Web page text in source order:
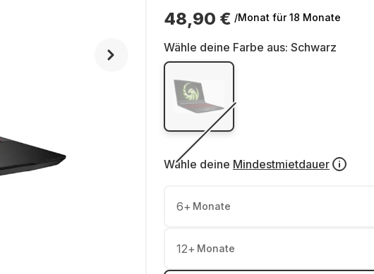
48,90 € /Monat für 18 Monate
Wähle deine Farbe aus: Schwarz
Wähle deine Mindestmietdauer
6+ Monate
12+ Monate